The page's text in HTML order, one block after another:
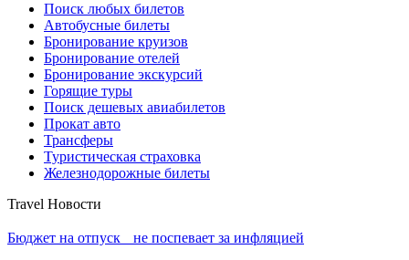
Поиск любых билетов
Автобусные билеты
Бронирование круизов
Бронирование отелей
Бронирование экскурсий
Горящие туры
Поиск дешевых авиабилетов
Прокат авто
Трансферы
Туристическая страховка
Железнодорожные билеты
Travel Новости
Бюджет на отпуск не поспевает за инфляцией